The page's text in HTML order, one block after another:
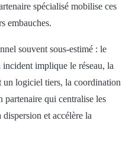
spécialisé mobilise ces
embauches.
souvent sous-estimé : le
implique le réseau, la
un logiciel tiers, la coordination
qui centralise les
et accélère la